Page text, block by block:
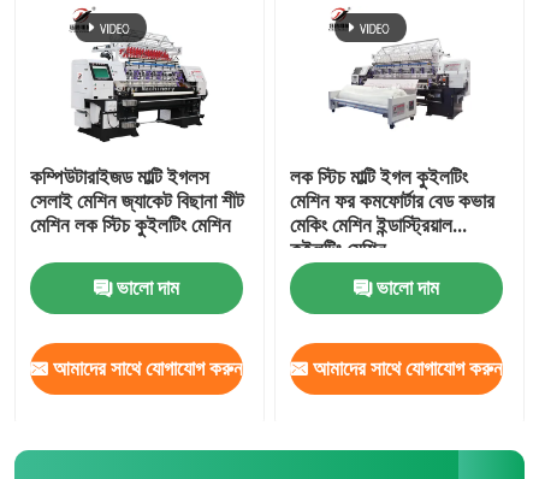
কম্পিউটারাইজড মাল্টি ইগলস
সেলাই মেশিন জ্যাকেট বিছানা শীট
মেশিন লক স্টিচ কুইলটিং মেশিন
ভালো দাম
আমাদের সাথে যোগাযোগ করুন
লক স্টিচ মাল্টি ইগল কুইলটিং
মেশিন ফর কমফোর্টার বেড কভার
মেকিং মেশিন ইন্ডাস্ট্রিয়াল
কুইলটিং মেশিন
ভালো দাম
আমাদের সাথে যোগাযোগ করুন